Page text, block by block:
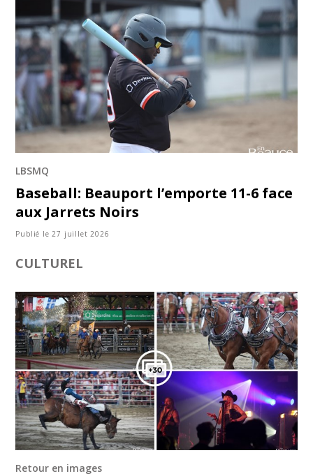
LBSMQ
Baseball: Beauport l’emporte 11-6 face
aux Jarrets Noirs
Publié le 27 juillet 2026
CULTUREL
Retour en images